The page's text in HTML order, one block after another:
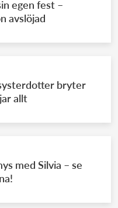
egen fest –
avslöjad
bryter
allt
med Silvia – se